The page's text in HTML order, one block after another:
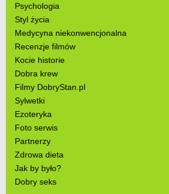
Psychologia
Styl życia
Medycyna niekonwencjonalna
Recenzje filmów
Kocie historie
Dobra krew
Filmy DobryStan.pl
Sylwetki
Ezoteryka
Foto serwis
Partnerzy
Zdrowa dieta
Jak by było?
Dobry seks